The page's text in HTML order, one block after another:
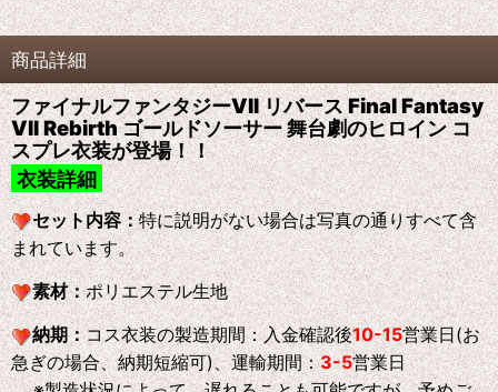
商品詳細
ファイナルファンタジーVII リバース Final Fantasy
VII Rebirth ゴールドソーサー 舞台劇のヒロイン コ
スプレ衣装が登場！！
衣装詳細
セット内容：特に説明がない場合は写真の通りすべて含
まれています。
素材：ポリエステル生地
納期：コス衣装の製造期間：入金確認後10-15営業日(お
急ぎの場合、納期短縮可)、運輸期間：3-5営業日